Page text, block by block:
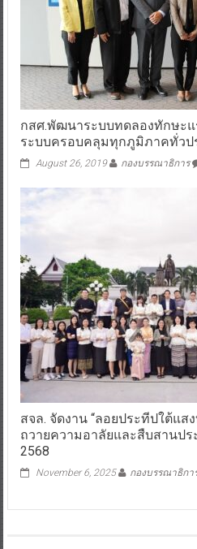
กสศ.พัฒนาระบบทดลองทักษะ
ระบบครอบคลุมทุกภูมิภาคทั่วป
August 26, 2019 กองบรรณาธิการ
สจล. จัดงาน “ลอยประทีปใต้แส
ถวายความอาลัยและสืบสานปร
2568
November 6, 2025 กองบรรณาธิกา